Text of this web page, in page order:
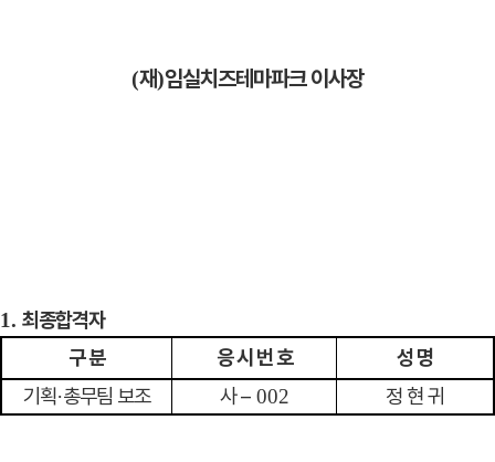
(재)임실치즈테마파크 이사장
1. 최종합격자
구 분
응 시 번 호
성 명
기획·총무팀 보조 사– 002 정 현 귀